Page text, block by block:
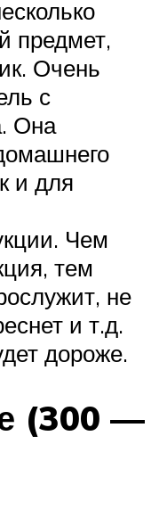
предмет,
Очень
с
Она
и для
Чем
тем
не
и т.д.
дороже.
(300 —